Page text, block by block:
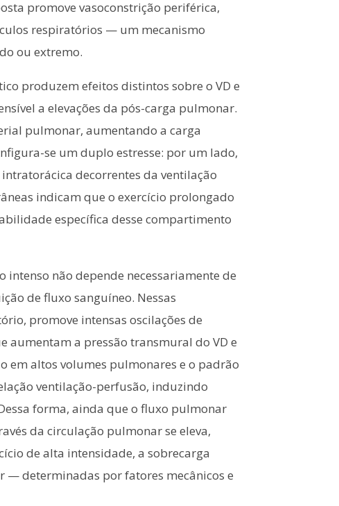
promove vasoconstrição periférica,
respiratórios — um mecanismo
ou extremo.
produzem efeitos distintos sobre o VD e
a elevações da pós-carga pulmonar.
pulmonar, aumentando a carga
se um duplo estresse: por um lado,
decorrentes da ventilação
indicam que o exercício prolongado
específica desse compartimento
não depende necessariamente de
de fluxo sanguíneo. Nessas
promove intensas oscilações de
aumentam a pressão transmural do VD e
em altos volumes pulmonares e o padrão
ventilação-perfusão, induzindo
forma, ainda que o fluxo pulmonar
da circulação pulmonar se eleva,
de alta intensidade, a sobrecarga
— determinadas por fatores mecânicos e